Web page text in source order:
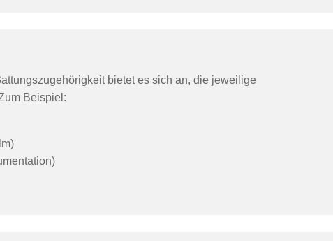
bietet es sich an, die jeweilige
Beispiel: